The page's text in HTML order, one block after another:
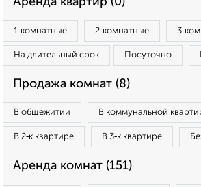
1‑комнатные 2‑комнатные
На длительный срок Посуточно
Продажа комнат (8)
В общежитии В коммунальной
В 2‑к квартире В 3‑к квартире
Аренда комнат (151)